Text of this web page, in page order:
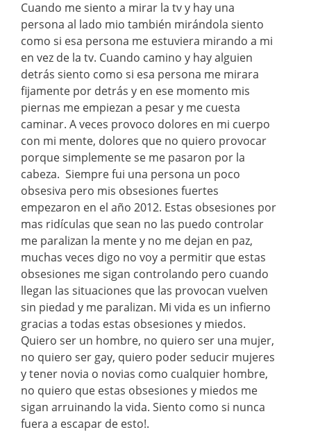
Cuando me siento a mirar la tv y hay una
persona al lado mio también mirándola siento
como si esa persona me estuviera mirando a mi
en vez de la tv. Cuando camino y hay alguien
detrás siento como si esa persona me mirara
fijamente por detrás y en ese momento mis
piernas me empiezan a pesar y me cuesta
caminar. A veces provoco dolores en mi cuerpo
con mi mente, dolores que no quiero provocar
porque simplemente se me pasaron por la
cabeza. Siempre fui una persona un poco
obsesiva pero mis obsesiones fuertes
empezaron en el año 2012. Estas obsesiones por
mas ridículas que sean no las puedo controlar
me paralizan la mente y no me dejan en paz,
muchas veces digo no voy a permitir que estas
obsesiones me sigan controlando pero cuando
llegan las situaciones que las provocan vuelven
sin piedad y me paralizan. Mi vida es un infierno
gracias a todas estas obsesiones y miedos.
Quiero ser un hombre, no quiero ser una mujer,
no quiero ser gay, quiero poder seducir mujeres
y tener novia o novias como cualquier hombre,
no quiero que estas obsesiones y miedos me
sigan arruinando la vida. Siento como si nunca
fuera a escapar de esto!.